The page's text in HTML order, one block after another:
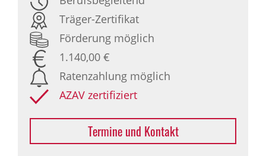
Träger-Zertifikat
Förderung möglich
1.140,00 €
Ratenzahlung möglich
AZAV zertifiziert
Termine und Kontakt